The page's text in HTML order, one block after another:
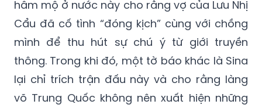
hâm mộ ở nước này cho rằng vợ của Lưu Nhị
Cẩu đã cố tình “đóng kịch” cùng với chồng
mình để thu hút sự chú ý từ giới truyền
thông. Trong khi đó, một tờ báo khác là Sina
lại chỉ trích trận đấu này và cho rằng làng
võ Trung Quốc không nên xuất hiện những